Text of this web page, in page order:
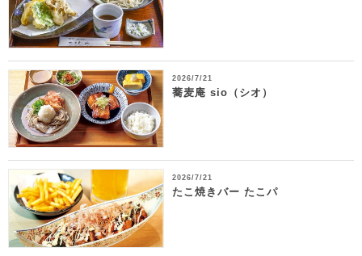
2026/7/21
蕎麦庵 sio（シオ）
2026/7/21
たこ焼きバー たこパ